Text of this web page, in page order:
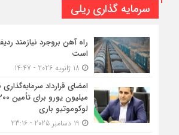
سرمایه گذاری ریلی
راه آهن بروجرد نیازمند
است
لوکوموتیو باری